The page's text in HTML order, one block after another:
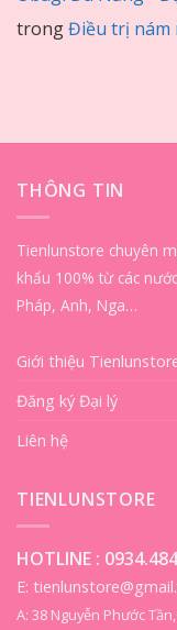
trongĐiều trị nám
THÔNG TIN
Tienlunstore chuyên
khẩu 100% từ các
Pháp, Anh, Nga…
Giới thiệu
Đăng ký Đại lý
Liên hệ
TIENLUNSTORE
HOTLINE :
E:
A: 38 Nguyễn Phước